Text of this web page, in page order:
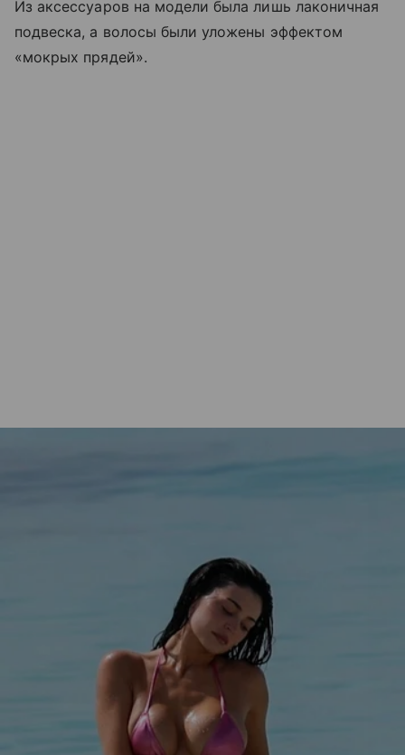
Из аксессуаров на модели была лишь лаконичная
подвеска, а волосы были уложены эффектом
«мокрых прядей».